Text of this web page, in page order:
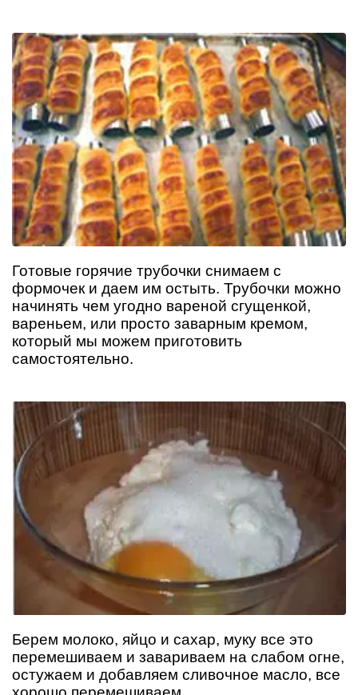
Готовые горячие трубочки снимаем с
формочек и даем им остыть. Трубочки можно
начинять чем угодно вареной сгущенкой,
вареньем, или просто заварным кремом,
который мы можем приготовить
самостоятельно.
Берем молоко, яйцо и сахар, муку все это
перемешиваем и завариваем на слабом огне,
остужаем и добавляем сливочное масло, все